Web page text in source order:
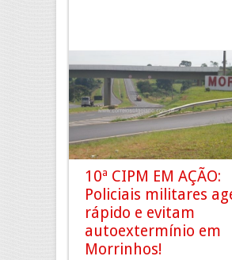
10ª CIPM EM AÇÃO:
Policiais militares
rápido e evitam
autoextermínio em
Morrinhos!